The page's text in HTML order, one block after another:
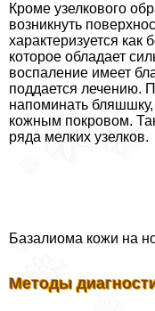
Кроме узелкового
возникнуть
хаpaктеризуется как
которое обладает
воспаление имеет
поддается лечению.
напоминать
кожным покровом.
ряда мелких узелков.
Базалиома кожи на
Методы